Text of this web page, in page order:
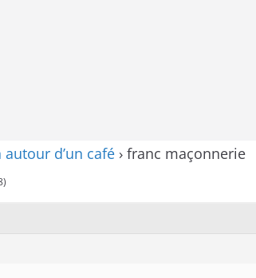
autour d’un café › franc maçonnerie